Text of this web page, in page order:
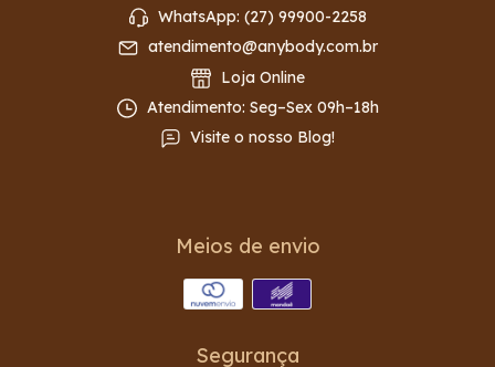
WhatsApp: (27) 99900-2258
atendimento@anybody.com.br
Loja Online
Atendimento: Seg–Sex 09h–18h
Visite o nosso Blog!
Meios de envio
Segurança